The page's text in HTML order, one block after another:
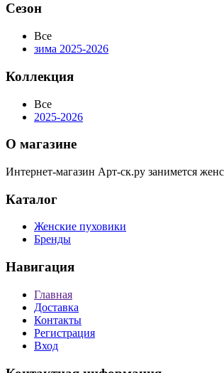
Сезон
Все
зима 2025-2026
Коллекция
Все
2025-2026
О магазине
Интернет-магазин Арт-ск.ру занимется
Каталог
Женские пуховики
Бренды
Навигация
Главная
Доставка
Контакты
Регистрация
Вход